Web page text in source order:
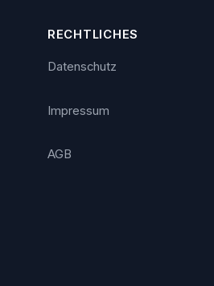
RECHTLICHES
Datenschutz
Impressum
AGB